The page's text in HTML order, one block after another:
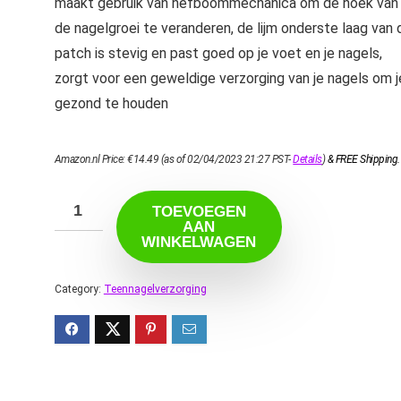
de nagelgroei te veranderen, de lijm onderste laag van
patch is stevig en past goed op je voet en je nagels,
zorgt voor een geweldige verzorging van je nagels om
gezond te houden
Amazon.nl Price:€14.49 (as of 02/04/2023 21:27 PST-Details)&FREE Shipping.
TOEVOEGEN
AAN
WINKELWAGEN
Category: Teennagelverzorging